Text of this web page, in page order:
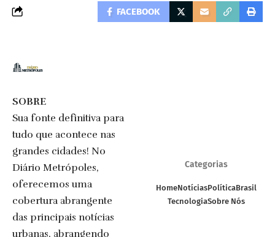
FACEBOOK
SOBRE
Sua fonte definitiva para
tudo que acontece nas
grandes cidades! No
Diário Metrópoles,
oferecemos uma
cobertura abrangente
das principais notícias
urbanas, abrangendo
Categorias
HomeNotíciasPolíticaBrasil
TecnologiaSobre Nós